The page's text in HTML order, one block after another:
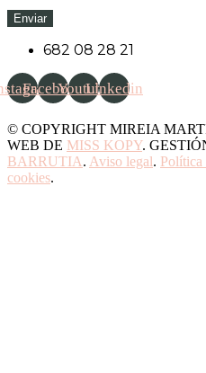
Enviar
682 08 28 21
FacebookYoutubeLinkedin
© COPYRIGHT MIREIA
WEB DE MISS KOPY.
BARRUTIA. Aviso legal. Política
cookies.